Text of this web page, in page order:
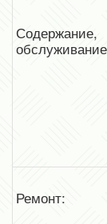
Содержание,
Ремонт: